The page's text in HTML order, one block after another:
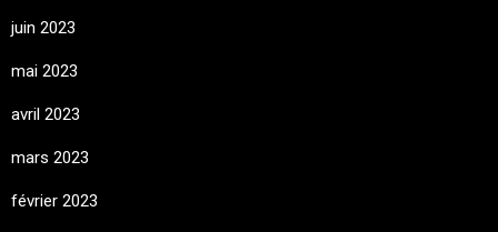
juin 2023
mai 2023
avril 2023
mars 2023
février 2023